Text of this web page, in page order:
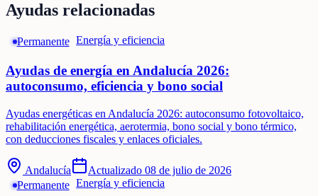
Ayudas relacionadas
Permanente Energía y eficiencia
Ayudas de energía en Andalucía 2026:
autoconsumo, eficiencia y bono social
Ayudas energéticas en Andalucía 2026: autoconsumo fotovoltaico,
rehabilitación energética, aerotermia, bono social y bono térmico,
con deducciones fiscales y enlaces oficiales.
Andalucía Actualizado 08 de julio de 2026
Permanente Energía y eficiencia